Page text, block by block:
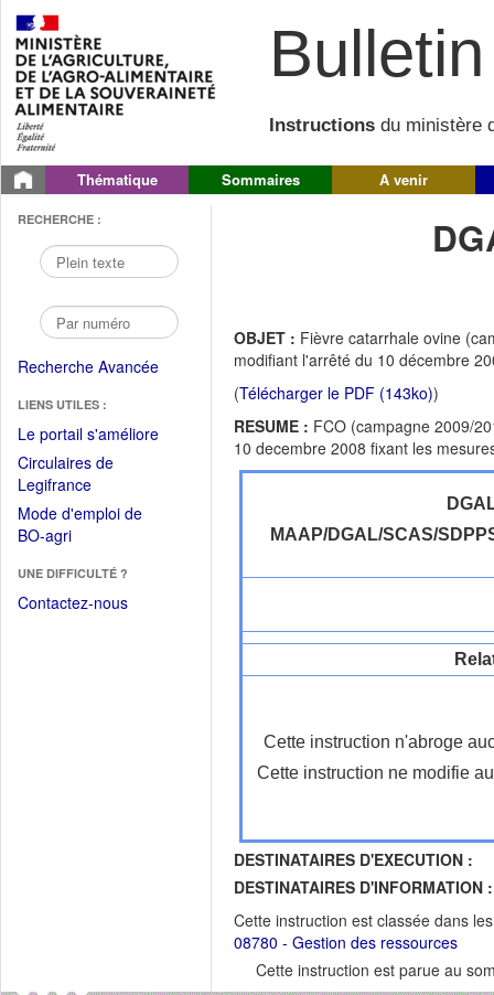
Instructions du ministère
Thématique Sommaires A venir
RECHERCHE :
Recherche Avancée
LIENS UTILES :
Le portail s'améliore(Fichier
Circulaires de
Legifrance(Ouvrir
dans
une
fenêtre)
Mode d'emploi de
BO-agri(Ouvrir
une
nouvelle
UNE DIFFICULTÉ ?
Contactez-nous
OBJET : Fièvre catarrhale ovine
modifiant l'arrêté du 10 décembre
(Télécharger le PDF (143ko))
RESUME : FCO (campagne 2009/
10 decembre 2008 fixant les
MAAP/DGAL/SCAS/
Cette instruction n'abroge
Cette instruction ne modifie
DESTINATAIRES D'EXECUTION :
DESTINATAIRES D'INFORMATION :
Cette instruction est classée dans
08780 - Gestion des ressources
Cette instruction est parue au